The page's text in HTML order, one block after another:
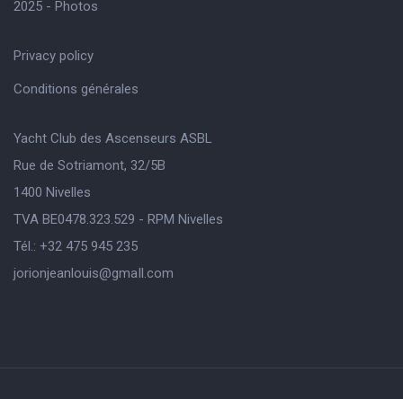
2025 - Photos
Privacy policy
Conditions générales
Yacht Club des Ascenseurs ASBL
Rue de Sotriamont, 32/5B
1400 Nivelles
TVA BE0478.323.529 - RPM Nivelles
Tél.: +32 475 945 235
jorionjeanlouis@gmaIl.com